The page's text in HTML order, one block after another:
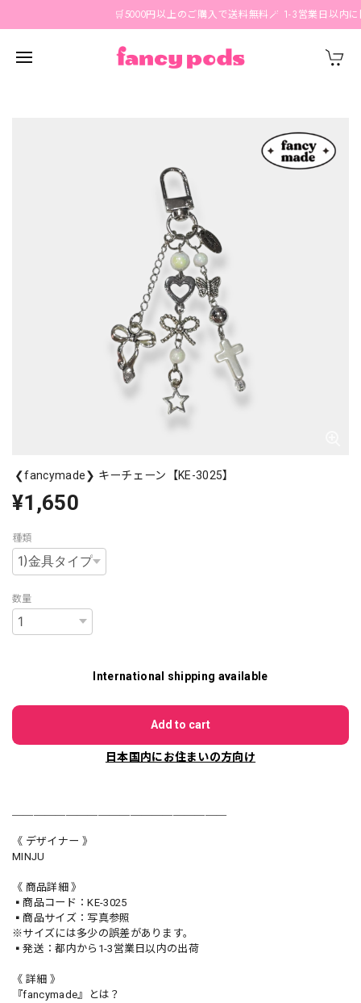
🛒5000円以上のご購入で送料無料🪄 1-3営業日以内に
❮fancymade❯ キーチェーン【KE-3025】
¥1,650
種類
数量
International shipping available
Add to cart
日本国内にお住まいの方向け
《 デザイナー 》
MINJU
《 商品詳細 》
▪️商品コード：KE-3025
▪️商品サイズ：写真参照
※サイズには多少の誤差があります。
▪️発送：都内から1-3営業日以内の出荷
《 詳細 》
『fancymade』とは？